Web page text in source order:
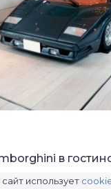
в
использует